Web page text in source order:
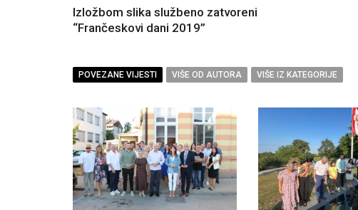
Izložbom slika službeno zatvoreni
“Frančeskovi dani 2019”
POVEZANE VIJESTI VIŠE OD AUTORA VIŠE IZ KATEGORIJE